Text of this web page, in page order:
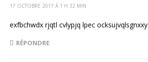
17 OCTOBRE 2017 Á 1 H 32 MIN
exfbchwdx rjqtl cvlypjq lpec ocksujvqlsgnxxy
RÉPONDRE